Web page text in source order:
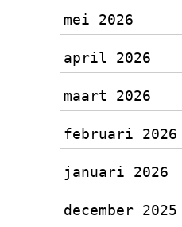
mei 2026
april 2026
maart 2026
februari 2026
januari 2026
december 2025